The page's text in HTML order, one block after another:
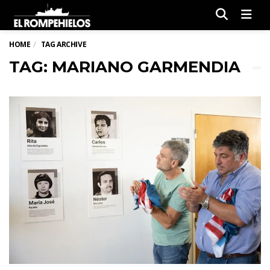
HOME TAG ARCHIVE
TAG: MARIANO GARMENDIA